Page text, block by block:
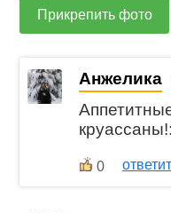
Прикрепить фото
Анжелика
0